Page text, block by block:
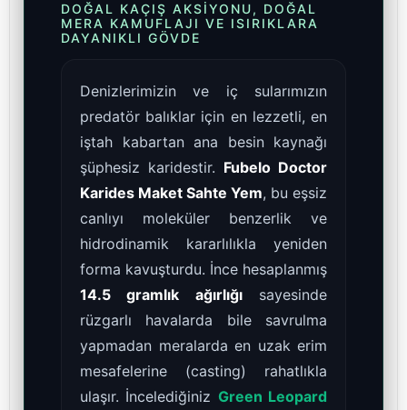
DOĞAL KAÇIŞ AKSIYONU, DOĞAL
MERA KAMUFLAJI VE ISIRIKLARA
DAYANIKLI GÖVDE
Denizlerimizin ve iç sularımızın
predatör balıklar için en lezzetli, en
iştah kabartan ana besin kaynağı
şüphesiz karidestir. Fubelo Doctor
Karides Maket Sahte Yem, bu eşsiz
canlıyı moleküler benzerlik ve
hidrodinamik kararlılıkla yeniden
forma kavuşturdu. İnce hesaplanmış
14.5 gramlık ağırlığısayesinde
rüzgarlı havalarda bile savrulma
yapmadan meralarda en uzak erim
mesafelerine (casting) rahatlıkla
ulaşır. İncelediğiniz Green Leopard